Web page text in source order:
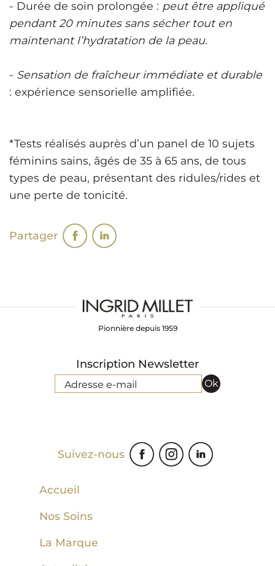
- Durée de soin prolongée : peut être appliqué
pendant 20 minutes sans sécher tout en
maintenant l’hydratation de la peau.
- Sensation de fraîcheur immédiate et durable
: expérience sensorielle amplifiée.
*Tests réalisés auprès d’un panel de 10 sujets
féminins sains, âgés de 35 à 65 ans, de tous
types de peau, présentant des ridules/rides et
une perte de tonicité.
Partager
Pionnière depuis 1959
Inscription Newsletter
Adresse e-mail Ok
Suivez-nous
Accueil
Nos Soins
La Marque